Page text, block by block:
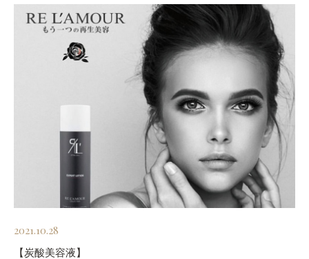
2021.10.28
【炭酸美容液】